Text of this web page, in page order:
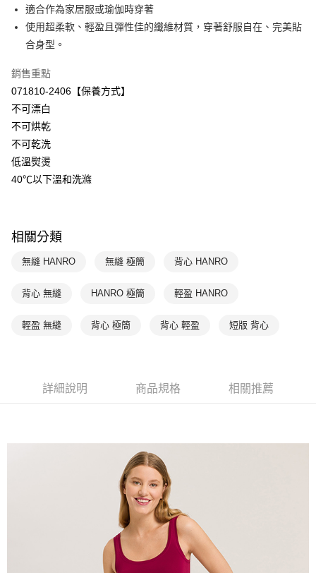
臺灣中小企業銀行
匯豐（台灣）商業銀行
華泰商業銀行
聯邦商業銀行
遠東國際商業銀行
元大商業銀行
台新國際商業銀行
台灣樂天信用卡公司
全盈+PAY
運送方式
付款後全家取貨$888免運-以PackAge+配客嘉循環箱包裝寄出
每筆NT$90，滿NT$888(含以上)免運費
付款後萊爾富取貨
每筆NT$90，滿NT$1,000(含以上)免運費
每筆NT$90，滿NT$1,000(含以上)免運費
適合作為家居服或瑜伽時穿著
使用超柔軟、輕盈且彈性佳的纖維材質，穿著舒服自在、完美貼
合身型。
銷售重點
071810-2406【保養方式】
不可漂白
不可烘乾
不可乾洗
低溫熨燙
40℃以下溫和洗滌
相關分類
無縫 HANRO 無縫 極簡 背心 HANRO
背心 無縫 HANRO 極簡 輕盈 HANRO
輕盈 無縫 背心 極簡 背心 輕盈 短版 背心
詳細說明 商品規格 相關推薦